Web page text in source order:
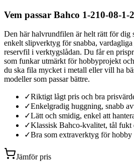
Vem passar Bahco 1-210-08-1-
Den här halvrundfilen är helt rätt för dig
enkelt slipverktyg för snabba,
reservfil i verktygslådan. Du får en
som funkar utmärkt för hobbyprojekt
du ska fila mycket i metall eller vill ha
modeller som passar bättre.
✓Riktigt lågt pris och bra
✓Enkelgradig huggning, snabb
✓Lätt och smidig, enkel att
✓Klassisk Bahco-kvalitet, tål fukt
✓Bra som extraverktyg för hobby
Jämför pris